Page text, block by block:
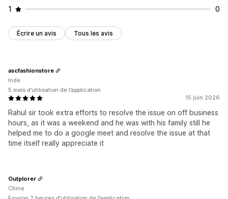
1
0
Écrire un avis Tous les avis
15 juin 2026
Rahul sir took extra efforts to resolve the issue on off business
hours, as it was a weekend and he was with his family still he
helped me to do a google meet and resolve the issue at that
time itself really appreciate it
ascfashionstore
Inde
5 mois d’utilisation de l’application
Outplorer
Chine